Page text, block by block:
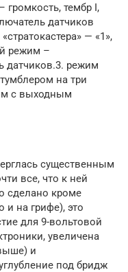
тембр I,
датчиков
— «1»,
режим –
датчиков.3. режим
на три
с выходным
существенным
все, что к ней
сделано кроме
и на грифе), это
для 9-вольтовой
увеличена
и
под бридж